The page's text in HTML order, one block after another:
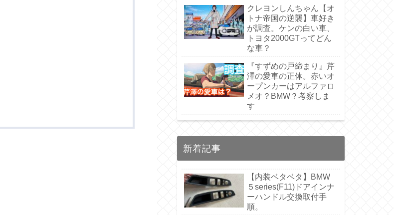
クレヨンしんちゃん【オ
トナ帝国の逆襲】車好き
が調査。ケンの白い車、
トヨタ2000GTってどん
な車？
『すずめの戸締まり』芹
澤の愛車の正体。赤いオ
ープンカーはアルファロ
メオ？BMW？考察しま
す
新着記事
【内装ベタベタ】BMW
５series(F11)ドアインナ
ーハンドル交換取付手
順。